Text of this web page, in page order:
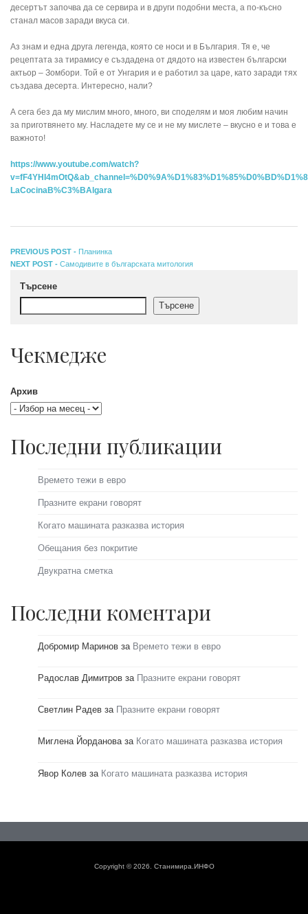
десертът започва да се сервира и в други подобни места, а по-късно
станал масов заради вкуса си.
Аз знам и една друга легенда, която се носи и в България. Тя е, че
рецептата за тирамису е създадена от дядото на известен български
актьор – Зомбори. Той е от Унгария и е работил за царе, като заради тях
създава десерта. Интересно, нали?
А сега без да му мислим много, много, ви споделям и моя любим начин
за приготвянето му. Насладете му се и не му мислете – вкусно е и това е
важното!
https://www.youtube.com/watch?
LaCocinaB%C3%BAlgara
Навигация
PREVIOUS POST - Previous
post:
Планинка
NEXT POST - Next
Самодивите в българската митология
Търсене
Търсене
Чекмедже
Архив
Последни публикации
Времето тежи в евро
Празните екрани говорят
Когато машината разказва история
Обещания без покритие
Двукратна сметка
Последни коментари
Добромир Маринов за Времето тежи в евро
Радослав Димитров за Празните екрани говорят
Светлин Радев за Празните екрани говорят
Миглена Йордановаза Когато машината разказва история
Явор Колев за Когато машината разказва история
Copyright © 2026. Станимира.ИНФО